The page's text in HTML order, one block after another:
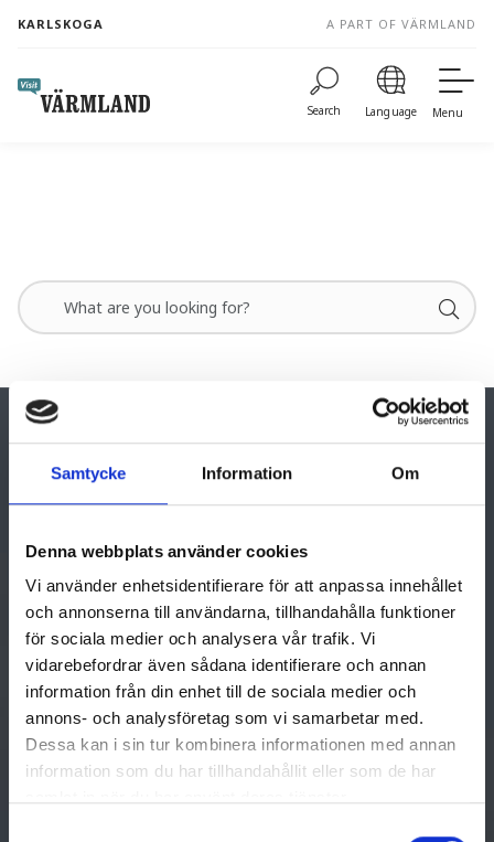
Samtycke Information Om
Denna webbplats använder cookies
Vi använder enhetsidentifierare för att anpassa innehållet
och annonserna till användarna, tillhandahålla funktioner
för sociala medier och analysera vår trafik. Vi
vidarebefordrar även sådana identifierare och annan
information från din enhet till de sociala medier och
annons- och analysföretag som vi samarbetar med.
Dessa kan i sin tur kombinera informationen med annan
information som du har tillhandahållit eller som de har
content
KARLSKOGA A PART OF VÄRMLAND
Search Language Menu
Katrinedalsgatan 4
691 31 Karlskoga
e-postinfo@karlskoga.se
THINGS TO DO
Activities
Culture & History
Food & Drinks
ACCOMMODATION
Camping
Hotel & Guest House
Cottages